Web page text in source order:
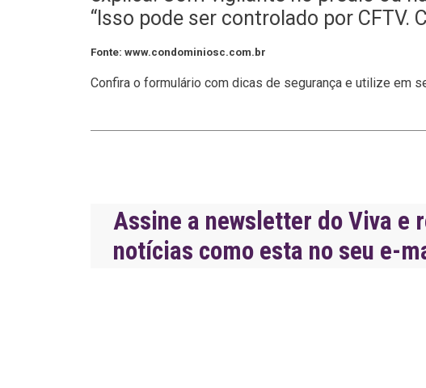
“Isso pode ser controlado por CFTV.
Fonte: www.condominiosc.com.br
Confira o formulário com dicas de segurança e utilize em
Assine a newsletter do Viva e
notícias como esta no seu e-